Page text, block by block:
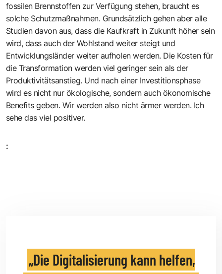
fossilen Brennstoffen zur Verfügung stehen, braucht es
solche Schutzmaßnahmen. Grundsätzlich gehen aber alle
Studien davon aus, dass die Kaufkraft in Zukunft höher sein
wird, dass auch der Wohlstand weiter steigt und
Entwicklungsländer weiter aufholen werden. Die Kosten für
die Transformation werden viel geringer sein als der
Produktivitätsanstieg. Und nach einer Investitionsphase
wird es nicht nur ökologische, sondern auch ökonomische
Benefits geben. Wir werden also nicht ärmer werden. Ich
sehe das viel positiver.
:
Die Digitalisierung kann helfen,